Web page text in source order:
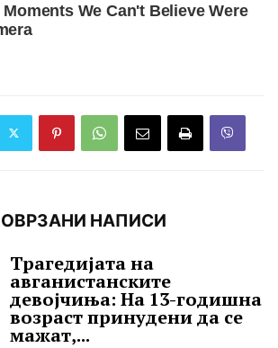
НАПИСИ
Трагедијата на
авганистанските
девојчиња: На 13-годишна
возраст принудени да се
мажат,...